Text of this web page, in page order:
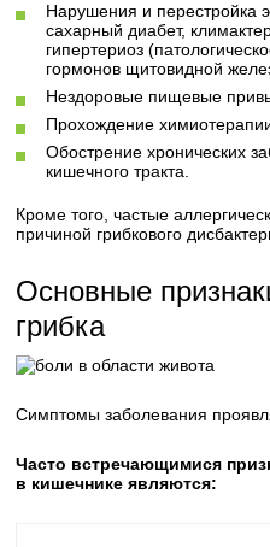
Нарушения и перестройка
сахарный диабет,
гипертериоз
гормонов щитовидной
Нездоровые пищевые
Прохождение
Обострение хронических
кишечного тракта.
Кроме того, частые
причиной грибкового
Основные
грибка
Симптомы заболевания
Часто встречающимися
в кишечнике являются: